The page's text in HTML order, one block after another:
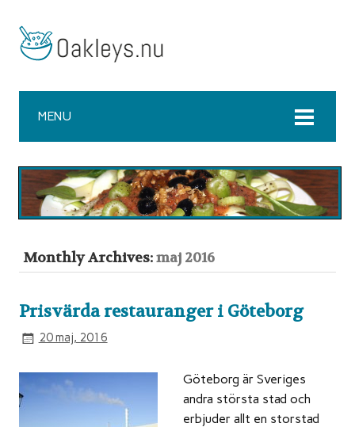
MENU
Monthly Archives:maj 2016
Prisvärda restauranger i Göteborg
20 maj, 2016
Göteborg är Sveriges
andra största stad och
erbjuder allt en storstad